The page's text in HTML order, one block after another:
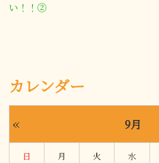
カレンダー
« 9月
日 月 火 水
い！！②